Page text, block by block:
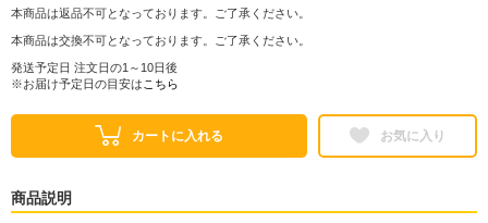
本商品は返品不可となっております。ご了承ください。
本商品は交換不可となっております。ご了承ください。
発送予定日 注文日の1～10日後
※お届け予定日の目安は こちら
カートに入れる お気に入り
商品説明